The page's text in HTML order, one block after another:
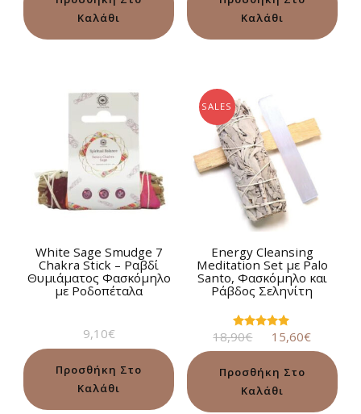
Καλάθι
Καλάθι
White Sage Smudge 7
Chakra Stick – Ραβδί
Θυμιάματος Φασκόμηλο
με Ροδοπέταλα
9,10€
Προσθήκη Στο
Καλάθι
SALES
Energy Cleansing
Meditation Set με Palo
Santo, Φασκόμηλο και
Ράβδος Σεληνίτη
Βαθμολογήθηκε
από 5
18,90€
Original
price
was:
18,90€.
15,60€
τιμή
είναι:
15,60€.
Προσθήκη Στο
Καλάθι